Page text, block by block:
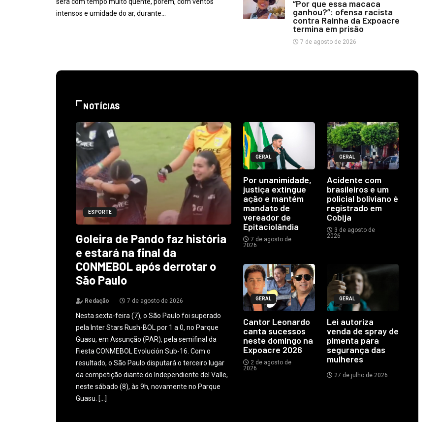
intensos e umidade do ar, durante…
“Por que essa macaca
ganhou?”: ofensa racista
contra Rainha da Expoacre
termina em prisão
7 de agosto de 2026
NOTÍCIAS
ESPORTE
Goleira de Pando faz história
e estará na final da
CONMEBOL após derrotar o
São Paulo
Redação 7 de agosto de 2026
Nesta sexta-feira (7), o São Paulo foi superado
pela Inter Stars Rush-BOL por 1 a 0, no Parque
Guasu, em Assunção (PAR), pela semifinal da
Fiesta CONMEBOL Evolución Sub-16. Com o
resultado, o São Paulo disputará o terceiro lugar
da competição diante do Independiente del Valle,
neste sábado (8), às 9h, novamente no Parque
Guasu. […]
GERAL
Por unanimidade,
justiça extingue
ação e mantém
mandato de
vereador de
Epitaciolândia
7 de agosto de
2026
GERAL
Acidente com
brasileiros e um
policial boliviano é
registrado em
Cobija
3 de agosto de
2026
GERAL
Cantor Leonardo
canta sucessos
neste domingo na
Expoacre 2026
2 de agosto de
2026
GERAL
Lei autoriza
venda de spray de
pimenta para
segurança das
mulheres
27 de julho de 2026